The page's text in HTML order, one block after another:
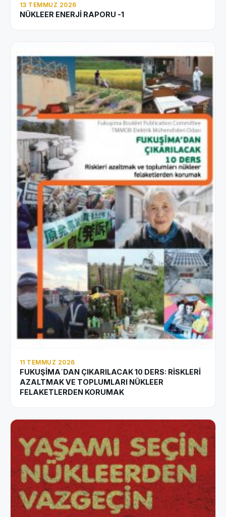
13 TEMMUZ 2026
NÜKLEER ENERJİ RAPORU -1
11 TEMMUZ 2026
FUKUŞİMA`DAN ÇIKARILACAK 10 DERS: RİSKLERİ
AZALTMAK VE TOPLUMLARI NÜKLEER
FELAKETLERDEN KORUMAK